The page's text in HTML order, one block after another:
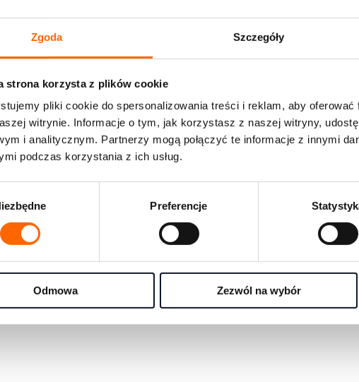
Zgoda Szczegóły
strona korzysta z plików cookie
pliki cookie do spersonalizowania treści i reklam, aby oferować
witrynie. Informacje o tym, jak korzystasz z naszej witryny,
i analitycznym. Partnerzy mogą połączyć te informacje z innymi
podczas korzystania z ich usług.
Preferencje
Odmowa Zezwól na wybór
polskie firmy w rozwoju
metody pracy House of Skills
nas słychać
trenerów-konsulatów w zespole stałym
Sprawdź aktualne oferty pracy
firmami i branżami pracujemy na co dzień
projekty zrealizowaliśmy i jakie przyniosły rezultaty
z największymi firmami rozwojowymi na świecie
pojawiające się pytania w jednym miejscu
2026" przygotowany przez eksportów House of Skills
do kontaktu